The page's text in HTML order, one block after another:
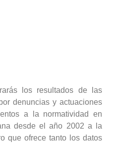
los resultados de las
denuncias y actuaciones
a la normatividad en
desde el año 2002 a la
que ofrece tanto los datos